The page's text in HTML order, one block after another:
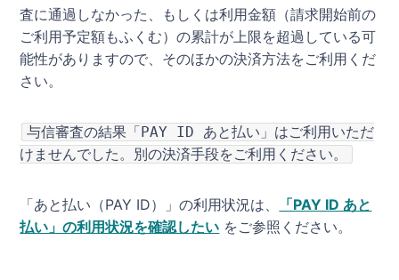
査に通過しなかった、もしくは利用金額（請求開始前の
ご利用予定額もふくむ）の累計が上限を超過している可
能性がありますので、そのほかの決済方法をご利用くだ
さい。
与信審査の結果「PAY ID あと払い」はご利用いただ
けませんでした。別の決済手段をご利用ください。
「あと払い（PAY ID）」の利用状況は、
「PAY ID あと
払い」の利用状況を確認したい をご参照ください。